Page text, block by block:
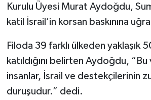
Kurulu Üyesi Murat Aydoğdu,
katil İsrail’in korsan baskınına
Filoda 39 farklı ülkeden yaklaşık
katıldığını belirten Aydoğdu,
insanlar, İsrail ve destekçilerinin
duruşudur.” dedi.
Pazarlar
Politika
Resmi İlan
Rüya Tabirleri